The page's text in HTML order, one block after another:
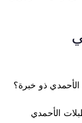
ذو خبرة؟
الأحمدي